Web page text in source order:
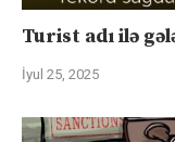
Turist adı ilə
İyul 25, 2025